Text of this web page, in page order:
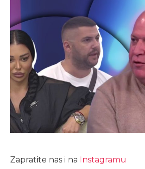
Zapratite nas i na Instagramu